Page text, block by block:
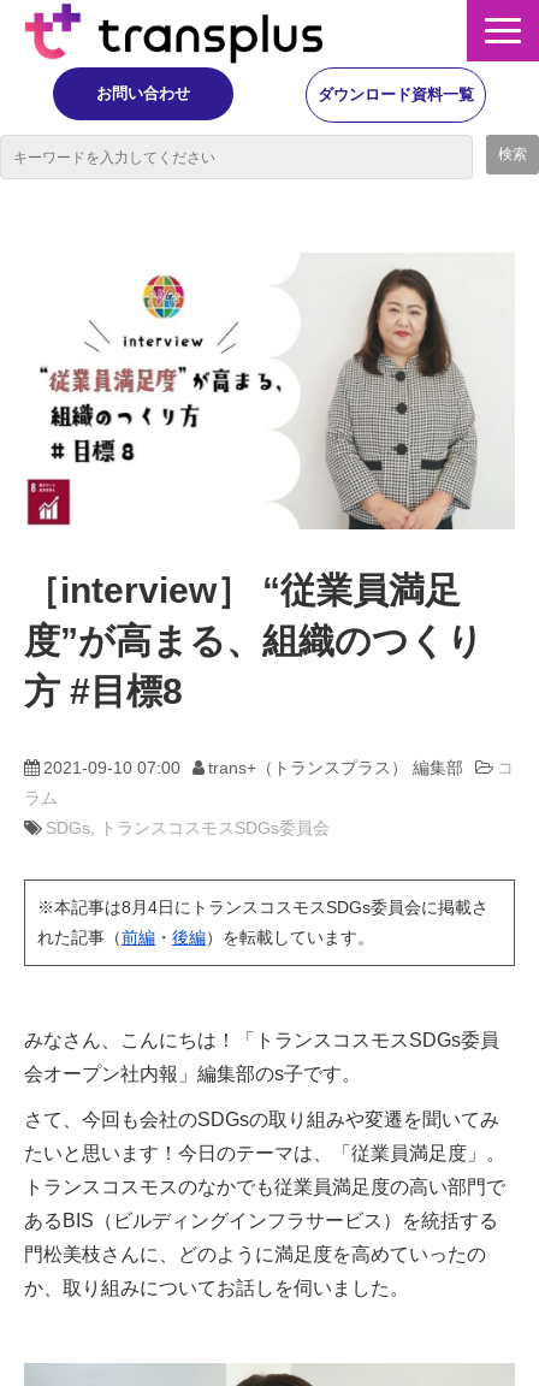
お問い合わせ ダウンロード資料一覧
ニュース
動画
trans-DXプロデューサー
［interview］ “従業員満足
度”が高まる、組織のつくり
方 #目標8
2021-09-10 07:00 trans+（トランスプラス） 編集部
コ
ラム
SDGs
トランスコスモスSDGs委員会
※本記事は8月4日にトランスコスモスSDGs委員会に掲載さ
れた記事（前編 ・ 後編）を転載しています。
みなさん、こんにちは！「トランスコスモスSDGs委員
会オープン社内報」編集部のs子です。
さて、今回も会社のSDGsの取り組みや変遷を聞いてみ
たいと思います！今日のテーマは、「従業員満足度」。
トランスコスモスのなかでも従業員満足度の高い部門で
あるBIS（ビルディングインフラサービス）を統括する
門松美枝さんに、どのように満足度を高めていったの
か、取り組みについてお話しを伺いました。